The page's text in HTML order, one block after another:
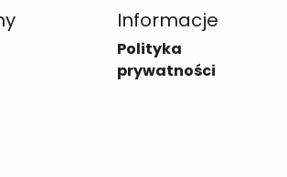
Informacje
Polityka
prywatności